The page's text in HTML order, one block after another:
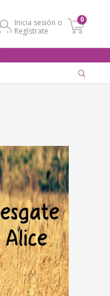
Inicia sesión o
Regístrate
0